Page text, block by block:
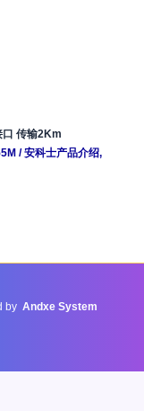
传输2Km
/安科士产品介绍,
by Andxe System